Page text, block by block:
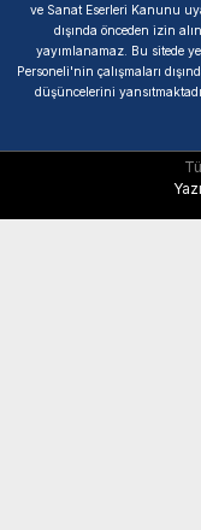
ve Sanat Eserleri Kanunu
dışında önceden izin
yayımlanamaz. Bu sitede
Personeli'nin çalışmaları
düşüncelerini